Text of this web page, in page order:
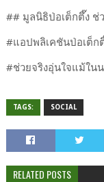
## มูลนิธิป่อเต็กตึ๊ง ช่
#แอปพลิเคชันป่อเต็ก
#ช่วยจริงอุ่นใจแม้ใน
TAGS: SOCIAL
RELATED POSTS